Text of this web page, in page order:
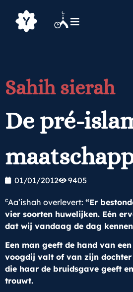
Sahih sierah
De pré-
01/01/2012 9405
cAa’ishah overlevert: “Er
vier soorten huwelijken. Eén
dat wij vandaag de dag
Een man geeft de hand van
voogdij valt of van zijn dochter
die haar de bruidsgave geeft
trouwt.